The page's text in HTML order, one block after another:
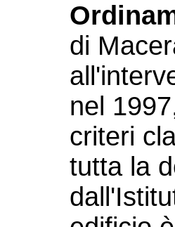
di
nel
criteri
tutta la